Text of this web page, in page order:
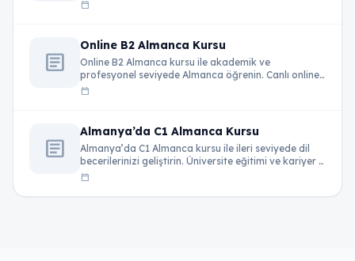
calendar_today
article
Online B2 Almanca Kursu
Online B2 Almanca kursu ile akademik ve
profesyonel seviyede Almanca öğrenin. Canlı online
dersler, …
calendar_today
article
Almanya’da C1 Almanca Kursu
Almanya’da C1 Almanca kursu ile ileri seviyede dil
becerilerinizi geliştirin. Üniversite eğitimi ve kariyer …
calendar_today